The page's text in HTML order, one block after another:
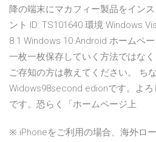
降の端末にマカフィー製品をイン
ント ID: TS101640 環境 Windows
8.1 Windows 10 Android ホームペ
一枚一枚保存していく方法ではな
ご存知の方は教えてください。 ち
Widows98second edionです。よろ
です。恐らく「ホームページ上
※ iPhoneをご利用の場合、海外ロ